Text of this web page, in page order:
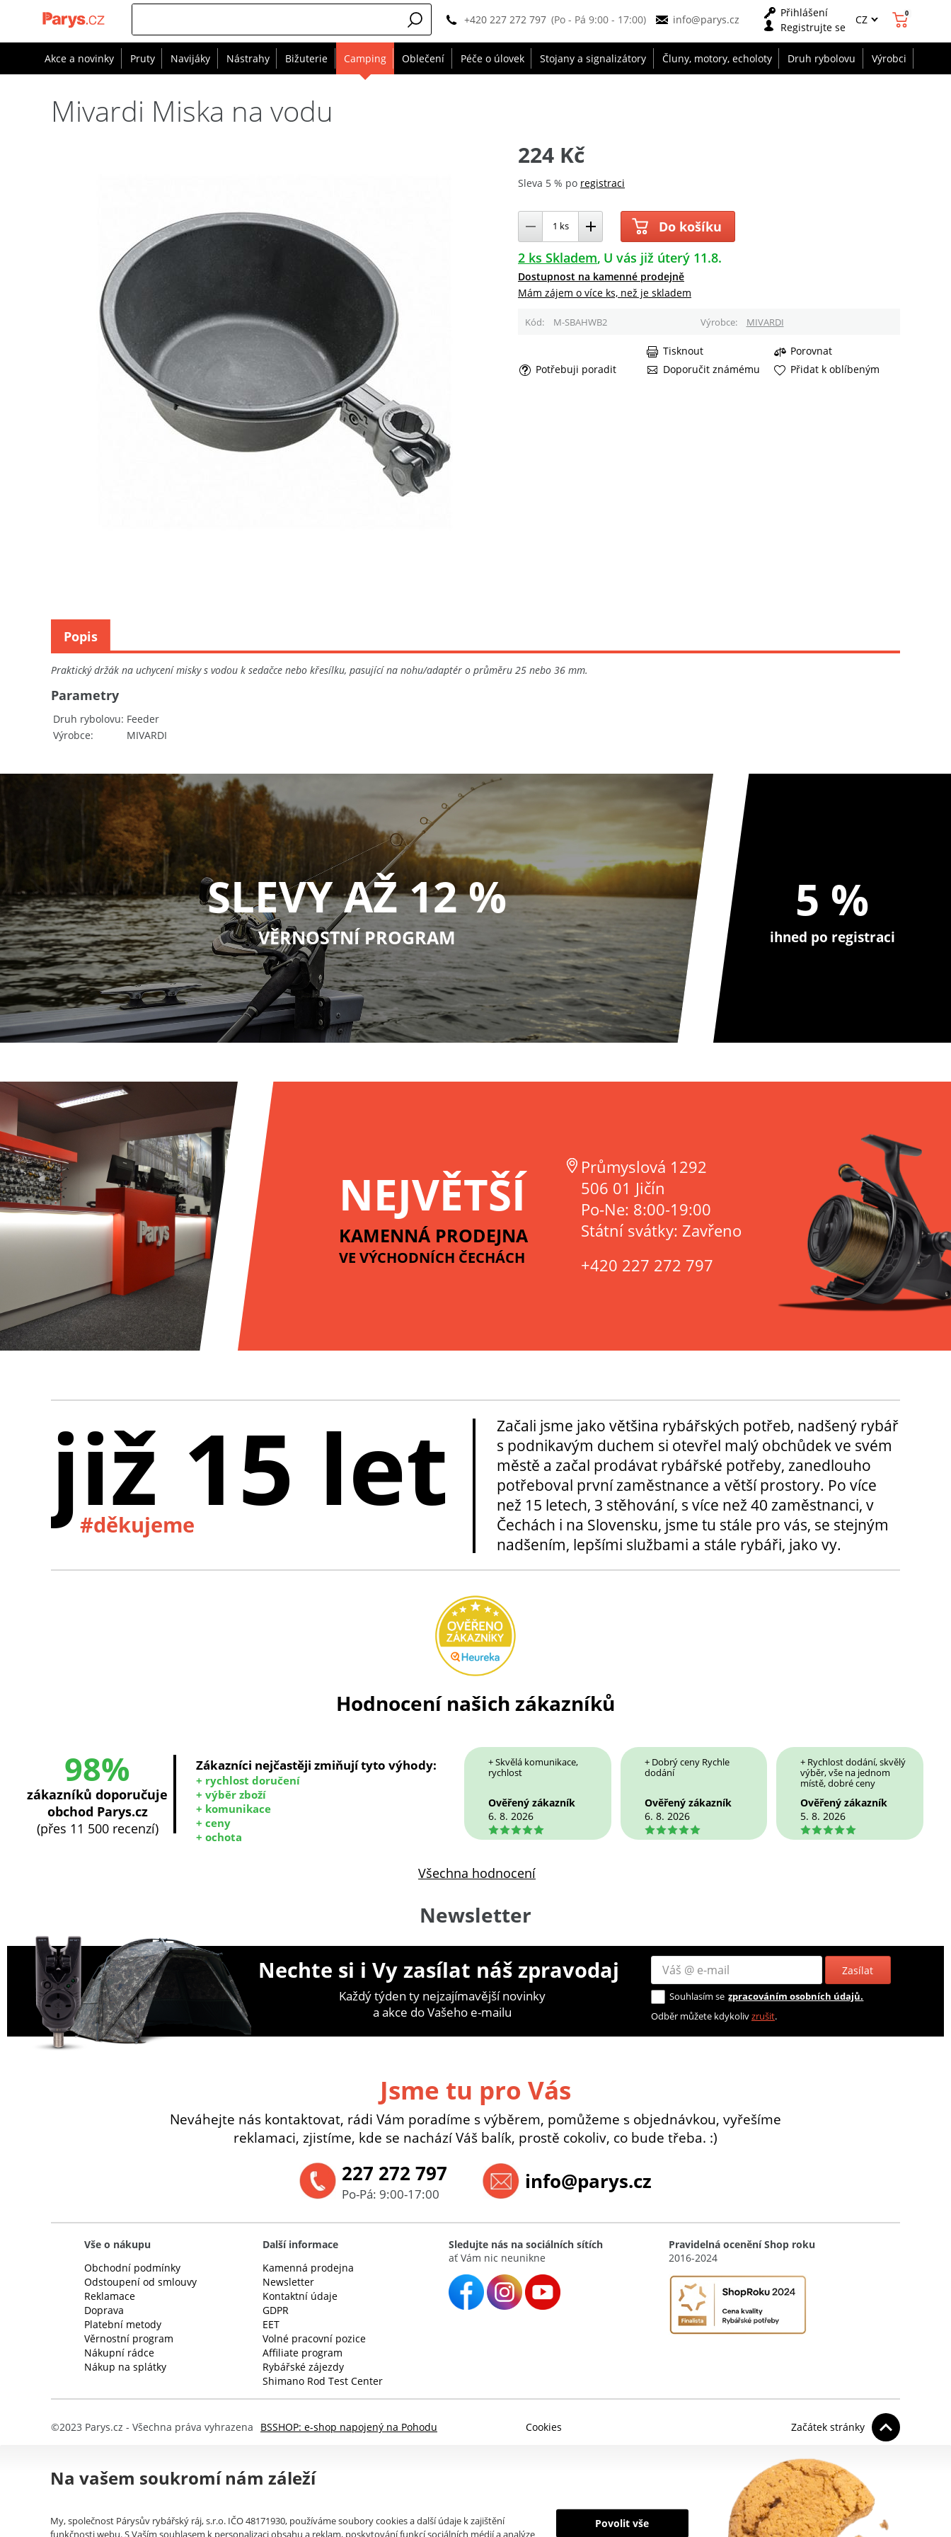
+420 227 272 797 (Po - Pá 9:00 - 17:00) info@parys.cz
Přihlášení
Registrujte se
CZ 0
Akce a novinky Pruty Navijáky Nástrahy Bižuterie Camping Oblečení Péče o úlovek Stojany a signalizátory Čluny, motory, echoloty Druh rybolovu Výrobci
Mivardi Miska na vodu
224 Kč
Sleva 5 % po registraci
Do košíku
2 ks Skladem U vás již úterý 11.8.
Dostupnost na kamenné prodejně
Mám zájem o více ks, než je skladem
Kód M-SBAHWB2 Výrobce MIVARDI
Porovnat
Potřebuji poradit
Doporučit známému
Tisknout
Přidat k oblíbeným
Praktický držák na uchycení misky s vodou k sedačce nebo křesílku, pasující na nohu/adaptér o průměru 25 nebo 36 mm.
Druh rybolovu Feeder
Výrobce
MIVARDI
Parametry
Popis
SLEVY AŽ 12 %
VĚRNOSTNÍ PROGRAM
5 %
ihned po registraci
NEJVĚTŠÍ
KAMENNÁ PRODEJNA
VE VÝCHODNÍCH ČECHÁCH
Průmyslová 1292
506 01 Jičín
Po-Ne: 8:00-19:00
Státní svátky: Zavřeno
+420 227 272 797
již 15 let
#děkujeme
Začali jsme jako většina rybářských potřeb, nadšený rybář
s podnikavým duchem si otevřel malý obchůdek ve svém
městě a začal prodávat rybářské potřeby, zanedlouho
potřeboval první zaměstnance a větší prostory. Po více
než 15 letech, 3 stěhování, s více než 40 zaměstnanci, v
Čechách i na Slovensku, jsme tu stále pro vás, se stejným
nadšením, lepšími službami a stále rybáři, jako vy.
Hodnocení našich zákazníků
98%
zákazníků doporučuje
obchod Parys.cz
(přes 11 500 recenzí)
Zákazníci nejčastěji zmiňují tyto výhody:
+ rychlost doručení
+ výběr zboží
+ komunikace
+ ceny
+ ochota
+ Skvělá komunikace,
rychlost
Ověřený zákazník
6. 8. 2026
5
+ Dobrý ceny Rychle
dodání
Ověřený zákazník
6. 8. 2026
5
+ Rychlost dodání, skvělý
výběr, vše na jednom
místě, dobré ceny
Ověřený zákazník
5. 8. 2026
5
Všechna hodnocení
Newsletter
Nechte si i Vy zasílat náš zpravodaj Zasílat
Každý týden ty nejzajímavější novinky
a akce do Vašeho e-mailu
Souhlasím se zpracováním osobních údajů.
Odběr můžete kdykolivzrušit.
Jsme tu pro Vás
Neváhejte nás kontaktovat, rádi Vám poradíme s výběrem, pomůžeme s objednávkou, vyřešíme
reklamaci, zjistíme, kde se nachází Váš balík, prostě cokoliv, co bude třeba. :)
227 272 797
Po-Pá: 9:00-17:00 info@parys.cz
Vše o nákupu
Obchodní podmínky
Odstoupení od smlouvy
Reklamace
Doprava
Platební metody
Věrnostní program
Nákupní rádce
Nákup na splátky
Další informace
Kamenná prodejna
Newsletter
Kontaktní údaje
GDPR
EET
Volné pracovní pozice
Affiliate program
Rybářské zájezdy
Shimano Rod Test Center
Sledujte nás na sociálních sítích
ať Vám nic neunikne
Pravidelná ocenění Shop roku
2016-2024
©2023 Parys.cz - Všechna práva vyhrazena BSSHOP: e-shop napojený na Pohodu Začátek stránky
Cookies
Na vašem soukromí nám záleží
My, společnost Párysův rybářský ráj, s.r.o. IČO 48171930, používáme soubory cookies a další údaje k zajištění
funkčnosti webu. S Vaším souhlasem k personalizaci obsahu a reklam, poskytování funkcí sociálních médií a analýze
Povolit vše